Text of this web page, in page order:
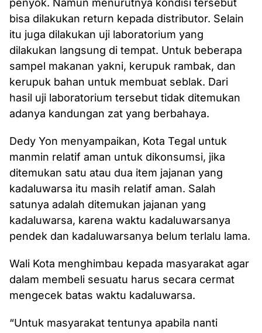
bisa dilakukan return kepada distributor. Selain
itu juga dilakukan uji laboratorium yang
dilakukan langsung di tempat. Untuk beberapa
sampel makanan yakni, kerupuk rambak, dan
kerupuk bahan untuk membuat seblak. Dari
hasil uji laboratorium tersebut tidak ditemukan
adanya kandungan zat yang berbahaya.
Dedy Yon menyampaikan, Kota Tegal untuk
manmin relatif aman untuk dikonsumsi, jika
ditemukan satu atau dua item jajanan yang
kadaluwarsa itu masih relatif aman. Salah
satunya adalah ditemukan jajanan yang
kadaluwarsa, karena waktu kadaluwarsanya
pendek dan kadaluwarsanya belum terlalu lama.
Wali Kota menghimbau kepada masyarakat agar
dalam membeli sesuatu harus secara cermat
mengecek batas waktu kadaluwarsa.
“Untuk masyarakat tentunya apabila nanti